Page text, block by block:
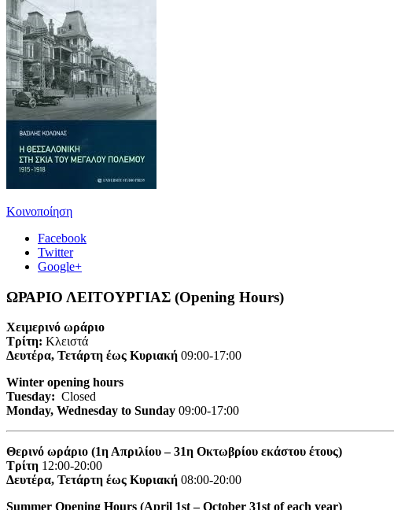
Κοινοποίηση
Facebook
Twitter
Google+
ΩΡΑΡΙΟ ΛΕΙΤΟΥΡΓΙΑΣ (Opening Hours)
Χειμερινό ωράριο
Τρίτη: Κλειστά
Δευτέρα, Τετάρτη έως Κυριακή 09:00-17:00
Winter opening hours
Tuesday: Closed
Monday, Wednesday to Sunday 09:00-17:00
Θερινό ωράριο (1η Απριλίου – 31η Οκτωβρίου εκάστου έτους)
Τρίτη 12:00-20:00
Δευτέρα, Τετάρτη έως Κυριακή 08:00-20:00
Summer Opening Hours (April 1st – October 31st of each year)